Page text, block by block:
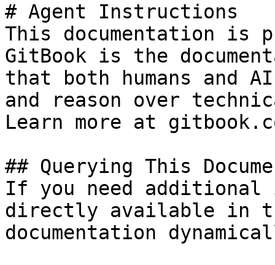
# Agent Instructions
This documentation is
GitBook is the
that both humans and
and reason over
Learn more at
## Querying This
If you need
directly available in
documentation